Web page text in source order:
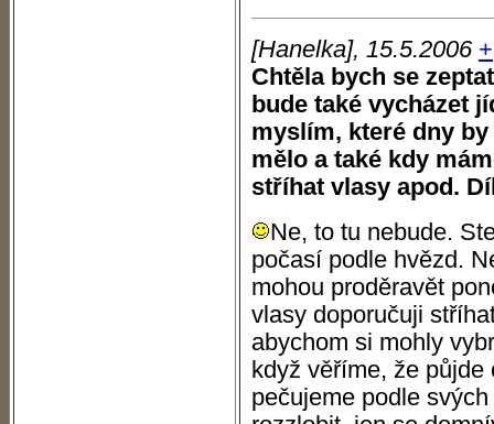
[Hanelka], 15.5.2006 +
Chtěla bych se
bude také vycházet
myslím, které dny
mělo a také kdy
stříhat vlasy apod.
Ne, to tu nebude.
počasí podle hvězd.
mohou proděravět
vlasy doporučuji
abychom si mohly
když věříme, že
pečujeme podle